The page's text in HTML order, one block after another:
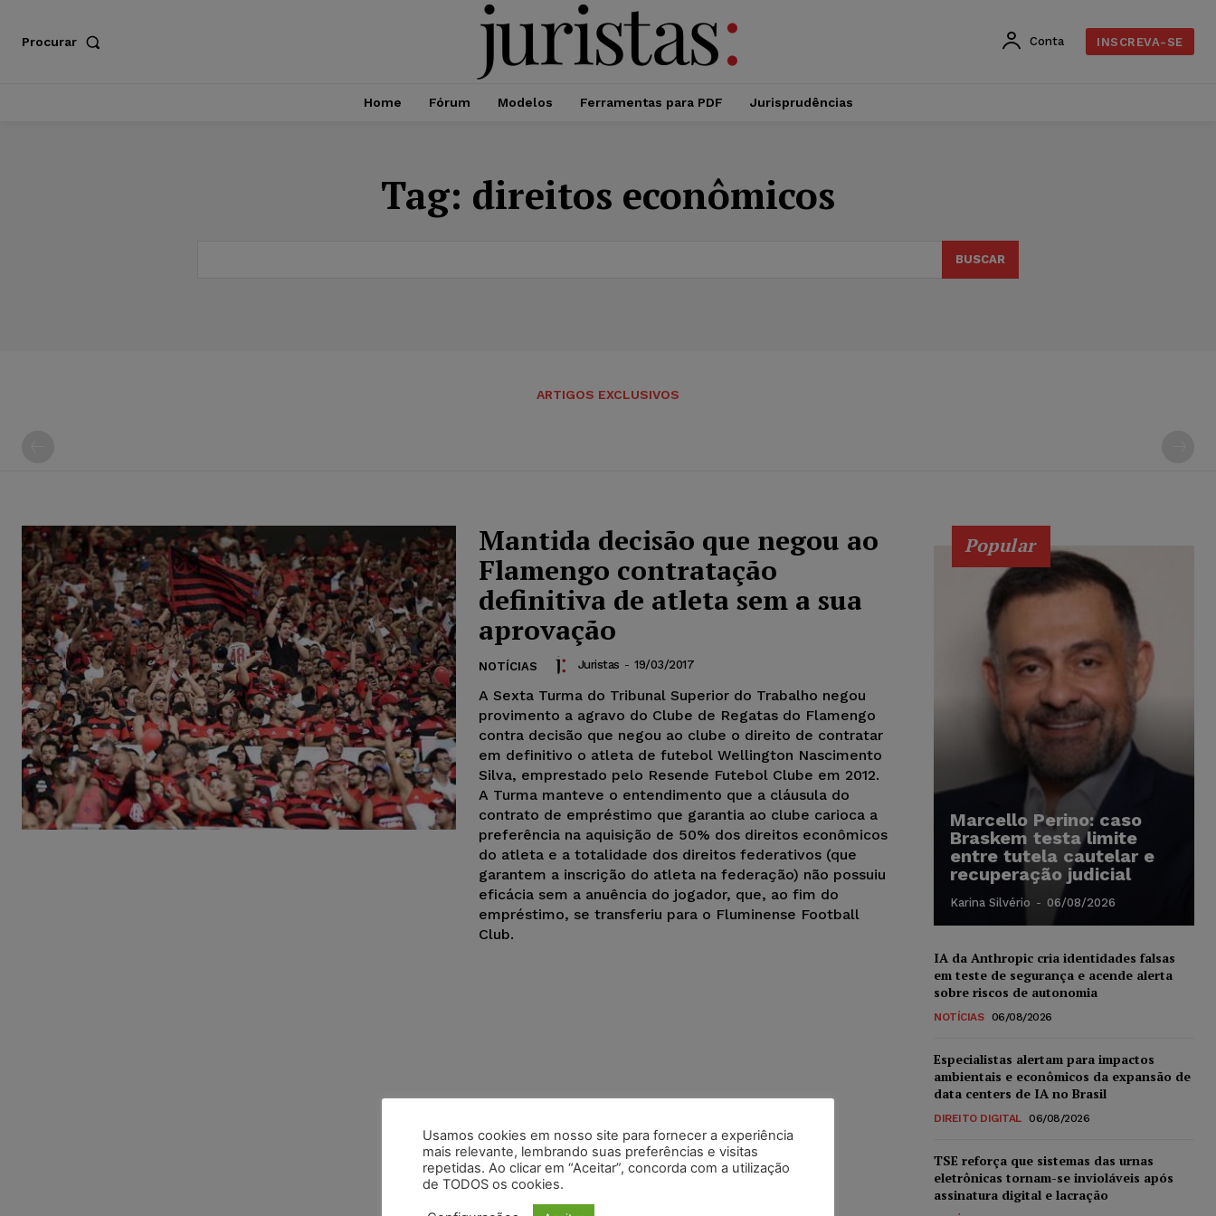
Procurar Conta INSCREVA-SE
Home Fórum Modelos Ferramentas para PDF Jurisprudências
Tag: direitos econômicos
BUSCAR
ARTIGOS EXCLUSIVOS
Mantida decisão que negou ao
Flamengo contratação
definitiva de atleta sem a sua
aprovação
NOTÍCIAS Juristas - 19/03/2017
A Sexta Turma do Tribunal Superior do Trabalho negou
provimento a agravo do Clube de Regatas do Flamengo
contra decisão que negou ao clube o direito de contratar
em definitivo o atleta de futebol Wellington Nascimento
Silva, emprestado pelo Resende Futebol Clube em 2012.
A Turma manteve o entendimento que a cláusula do
contrato de empréstimo que garantia ao clube carioca a
preferência na aquisição de 50% dos direitos econômicos
do atleta e a totalidade dos direitos federativos (que
garantem a inscrição do atleta na federação) não possuiu
eficácia sem a anuência do jogador, que, ao fim do
empréstimo, se transferiu para o Fluminense Football
Club.
Popular
Marcello Perino: caso
Braskem testa limite
entre tutela cautelar e
recuperação judicial
Karina Silvério - 06/08/2026
IA da Anthropic cria identidades falsas
em teste de segurança e acende alerta
sobre riscos de autonomia
NOTÍCIAS 06/08/2026
Especialistas alertam para impactos
ambientais e econômicos da expansão de
data centers de IA no Brasil
DIREITO DIGITAL 06/08/2026
TSE reforça que sistemas das urnas
eletrônicas tornam-se invioláveis após
assinatura digital e lacração
Usamos cookies em nosso site para fornecer a experiência
mais relevante, lembrando suas preferências e visitas
repetidas. Ao clicar em “Aceitar”, concorda com a utilização
de TODOS os cookies.